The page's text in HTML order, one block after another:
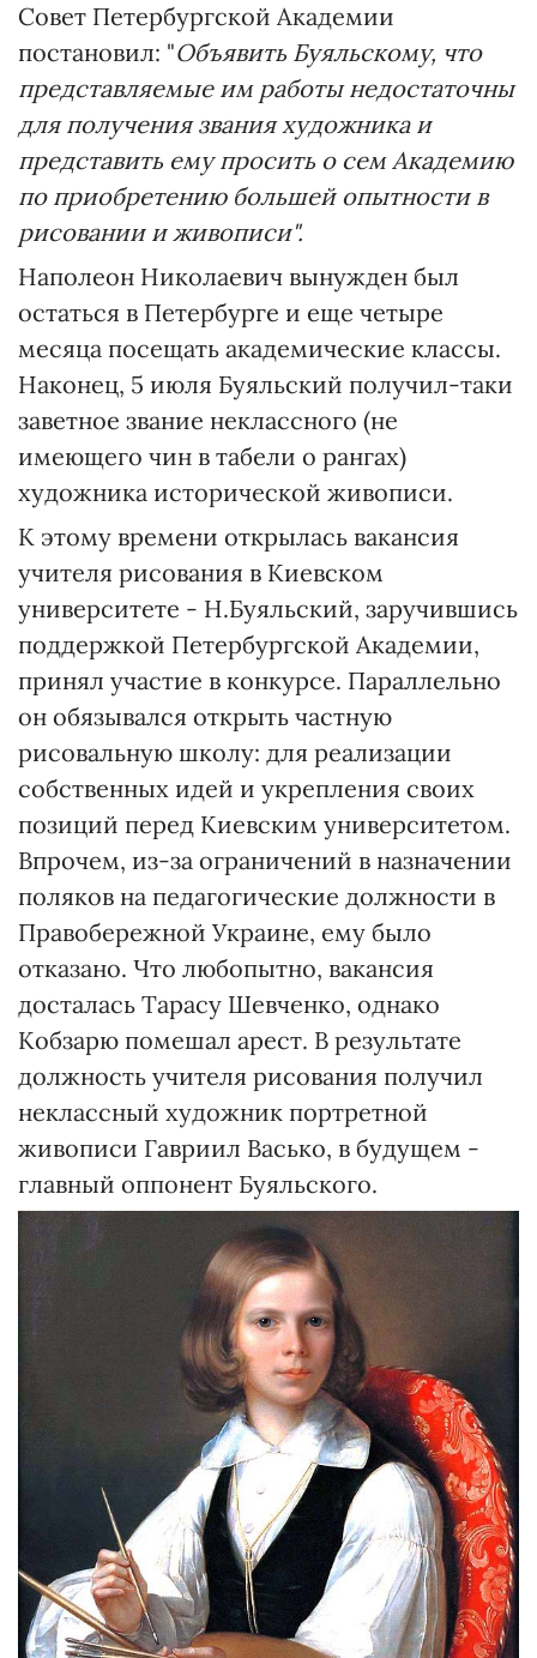
Совет Петербургской Академии
постановил: "Объявить Буяльскому, что
представляемые им работы недостаточны
для получения звания художника и
представить ему просить о сем Академию
по приобретению большей опытности в
рисовании и живописи".
Наполеон Николаевич вынужден был
остаться в Петербурге и еще четыре
месяца посещать академические классы.
Наконец, 5 июля Буяльский получил-таки
заветное звание неклассного (не
имеющего чин в табели о рангах)
художника исторической живописи.
К этому времени открылась вакансия
учителя рисования в Киевском
университете - Н.Буяльский, заручившись
поддержкой Петербургской Академии,
принял участие в конкурсе. Параллельно
он обязывался открыть частную
рисовальную школу: для реализации
собственных идей и укрепления своих
позиций перед Киевским университетом.
Впрочем, из-за ограничений в назначении
поляков на педагогические должности в
Правобережной Украине, ему было
отказано. Что любопытно, вакансия
досталась Тарасу Шевченко, однако
Кобзарю помешал арест. В результате
должность учителя рисования получил
неклассный художник портретной
живописи Гавриил Васько, в будущем -
главный оппонент Буяльского.